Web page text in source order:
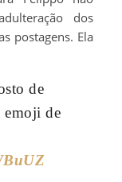
dos
postagens. Ela
de
emoji de